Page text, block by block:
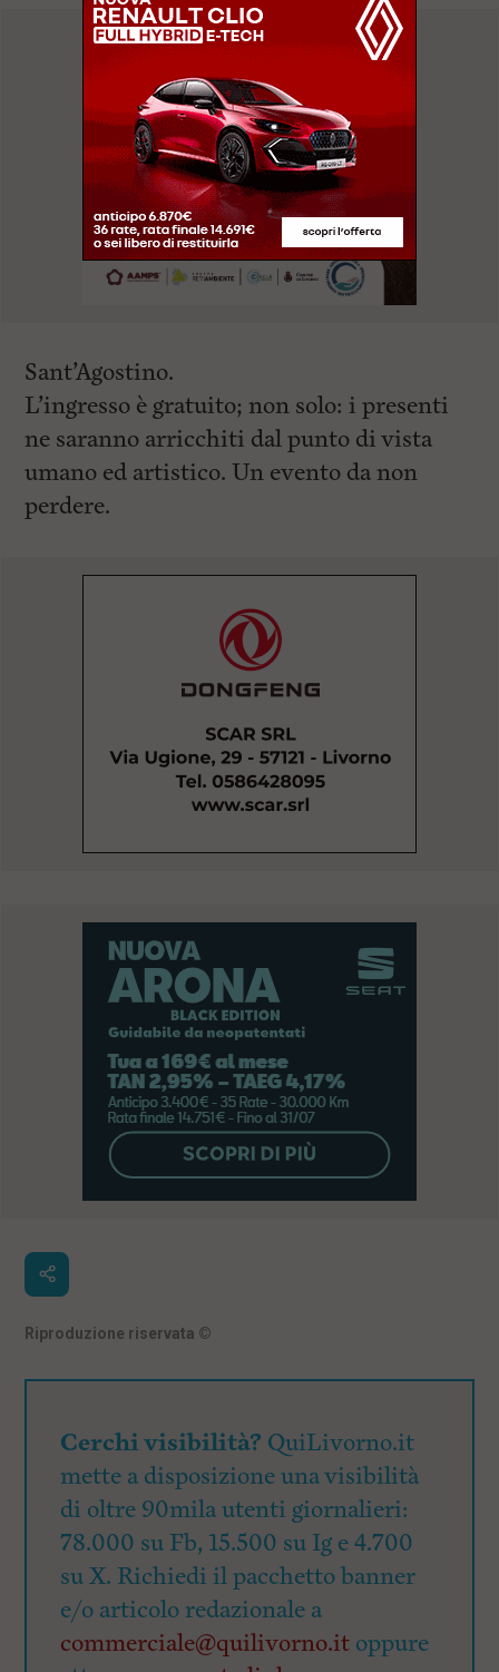
Sant’Agostino.
L’ingresso è gratuito; non solo: i presenti
ne saranno arricchiti dal punto di vista
umano ed artistico. Un evento da non
perdere.
Riproduzione riservata ©
Cerchi visibilità? QuiLivorno.it
mette a disposizione una visibilità
di oltre 90mila utenti giornalieri:
78.000 su Fb, 15.500 su Ig e 4.700
su X. Richiedi il pacchetto banner
e/o articolo redazionale a
commerciale@quilivorno.it oppure